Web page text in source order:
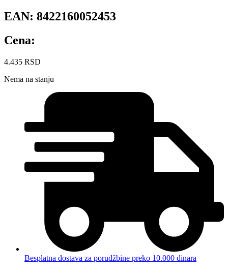
EAN: 8422160052453
Cena:
4.435 RSD
Nema na stanju
Besplatna dostava za porudžbine preko 10.000 dinara